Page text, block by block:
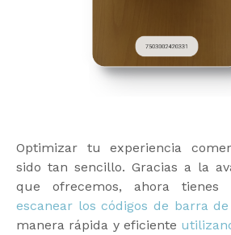
Optimizar tu experiencia
sido tan sencillo. Gracias a la
que ofrecemos, ahora tienes
escanear los códigos de barra
manera rápida y eficiente